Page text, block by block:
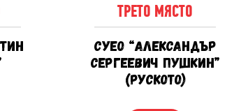
ТРЕТО МЯСТО
СУЕО “АЛЕКСАНДЪР
СЕРГЕЕВИЧ ПУШКИН”
(РУСКОТО)